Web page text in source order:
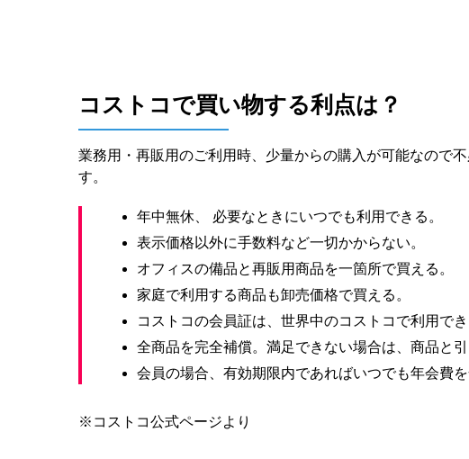
コストコで買い物する利点は？
業務用・再販用のご利用時、少量からの購入が可能なので
す。
年中無休、 必要なときにいつでも利用できる。
表示価格以外に手数料など一切かからない。
オフィスの備品と再販用商品を一箇所で買える。
家庭で利用する商品も卸売価格で買える。
コストコの会員証は、世界中のコストコで利用でき
全商品を完全補償。満足できない場合は、商品と引
会員の場合、有効期限内であればいつでも年会費を
※コストコ公式ページより